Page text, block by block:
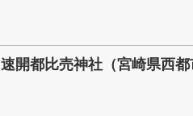
速開都比売神社（宮崎県西